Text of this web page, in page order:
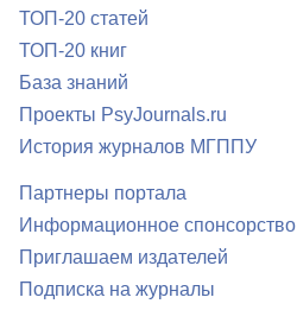
ТОП-20 статей
ТОП-20 книг
База знаний
Проекты PsyJournals.ru
История журналов МГППУ
Партнеры портала
Информационное спонсорство
Приглашаем издателей
Подписка на журналы